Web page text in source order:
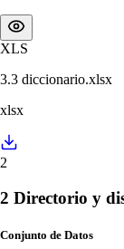
XLS
3.3 diccionario.xlsx
xlsx
2
2 Directorio y
Conjunto de Datos